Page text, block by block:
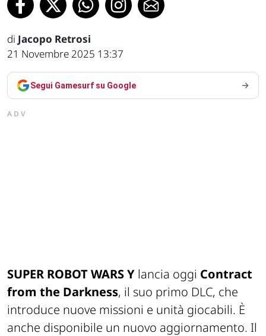
di Jacopo Retrosi
21 Novembre 2025 13:37
Segui Gamesurf su Google
ADV
SUPER ROBOT WARS Y lancia oggi Contract
from the Darkness, il suo primo DLC, che
introduce nuove missioni e unità giocabili. È
anche disponibile un nuovo aggiornamento. Il